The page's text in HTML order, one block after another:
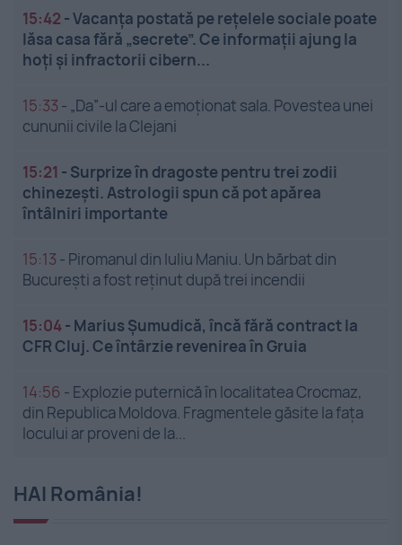
15:42 -Vacanța postată pe rețelele sociale poate
lăsa casa fără „secrete”. Ce informații ajung la
hoți și infractorii cibern...
15:33 - „Da”-ul care a emoționat sala. Povestea unei
cununii civile la Clejani
15:21 - Surprize în dragoste pentru trei zodii
chinezești. Astrologii spun că pot apărea
întâlniri importante
15:13 - Piromanul din Iuliu Maniu. Un bărbat din
București a fost reținut după trei incendii
15:04- Marius Șumudică, încă fără contract la
CFR Cluj. Ce întârzie revenirea în Gruia
14:56 - Explozie puternică în localitatea Crocmaz,
din Republica Moldova. Fragmentele găsite la fața
locului ar proveni de la...
HAI România!